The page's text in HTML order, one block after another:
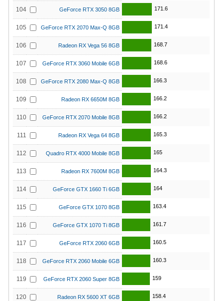
104 GeForce RTX 3050 8GB 171.6
105 GeForce RTX 2070 Max-Q 8GB 171.4
106 Radeon RX Vega 56 8GB 168.7
107 GeForce RTX 3060 Mobile 6GB 168.6
108 GeForce RTX 2080 Max-Q 8GB 166.3
109 Radeon RX 6650M 8GB 166.2
110 GeForce RTX 2070 Mobile 8GB 166.2
111 Radeon RX Vega 64 8GB 165.3
112 Quadro RTX 4000 Mobile 8GB 165
113 Radeon RX 7600M 8GB 164.3
114 GeForce GTX 1660 Ti 6GB 164
115 GeForce GTX 1070 8GB 163.4
116 GeForce GTX 1070 Ti 8GB 161.7
117 GeForce RTX 2060 6GB 160.5
118 GeForce RTX 2060 Mobile 6GB 160.3
119 GeForce RTX 2060 Super 8GB 159
120 Radeon RX 5600 XT 6GB 158.4